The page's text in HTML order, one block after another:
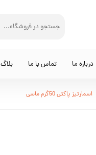
درباره ما تماس با ما بلاگ
اسمارتیز پاکتی 50گرم ماسی